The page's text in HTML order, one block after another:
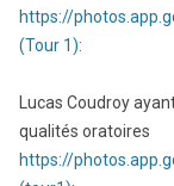
https://
(Tour 1):
Lucas Coudroy
qualités oratoires
https://